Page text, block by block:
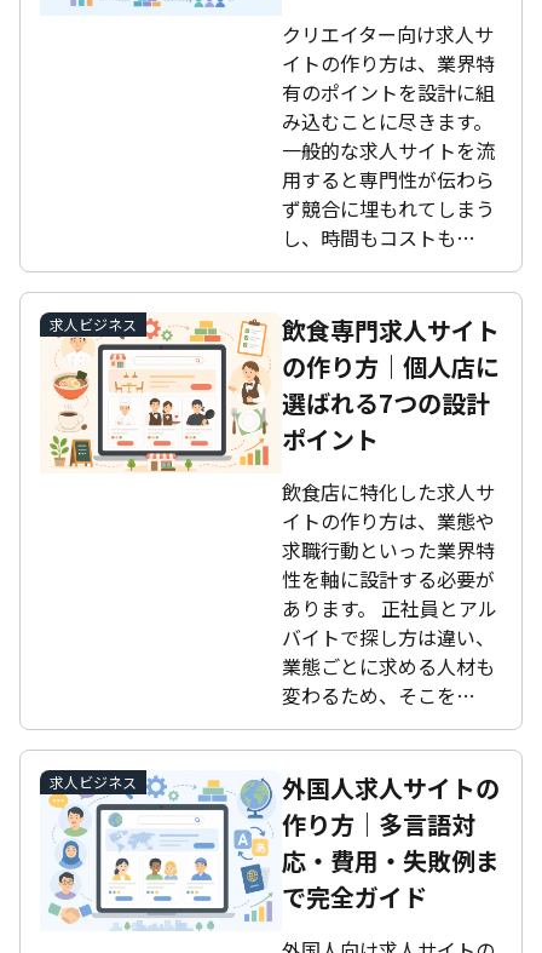
クリエイター向け求人サ
イトの作り方は、業界特
有のポイントを設計に組
み込むことに尽きます。
一般的な求人サイトを流
用すると専門性が伝わら
ず競合に埋もれてしまう
し、時間もコストも…
求人ビジネス
飲食専門求人サイト
の作り方｜個人店に
選ばれる7つの設計
ポイント
飲食店に特化した求人サ
イトの作り方は、業態や
求職行動といった業界特
性を軸に設計する必要が
あります。 正社員とアル
バイトで探し方は違い、
業態ごとに求める人材も
変わるため、そこを…
求人ビジネス
外国人求人サイトの
作り方｜多言語対
応・費用・失敗例ま
で完全ガイド